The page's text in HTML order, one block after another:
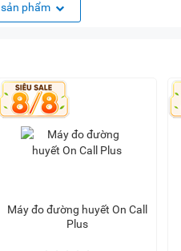
sản phẩm
Máy đo đường huyết On Call
Plus